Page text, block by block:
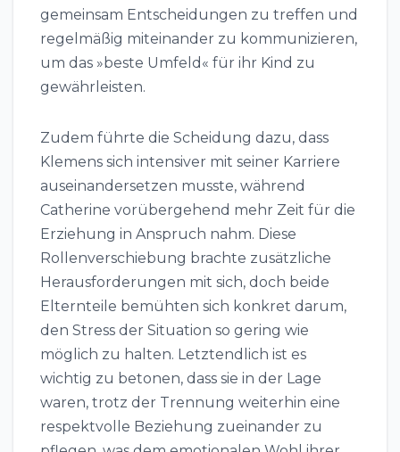
gemeinsam Entscheidungen zu treffen und
regelmäßig miteinander zu kommunizieren,
um das »beste Umfeld« für ihr Kind zu
gewährleisten.
Zudem führte die Scheidung dazu, dass
Klemens sich intensiver mit seiner Karriere
auseinandersetzen musste, während
Catherine vorübergehend mehr Zeit für die
Erziehung in Anspruch nahm. Diese
Rollenverschiebung brachte zusätzliche
Herausforderungen mit sich, doch beide
Elternteile bemühten sich konkret darum,
den Stress der Situation so gering wie
möglich zu halten. Letztendlich ist es
wichtig zu betonen, dass sie in der Lage
waren, trotz der Trennung weiterhin eine
respektvolle Beziehung zueinander zu